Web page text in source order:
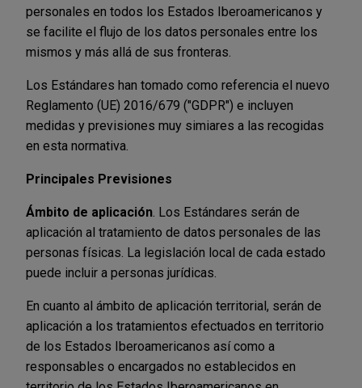
personales en todos los Estados Iberoamericanos y
se facilite el flujo de los datos personales entre los
mismos y más allá de sus fronteras.
Los Estándares han tomado como referencia el nuevo
Reglamento (UE) 2016/679 ("GDPR") e incluyen
medidas y previsiones muy simiares a las recogidas
en esta normativa.
Principales Previsiones
Ámbito de aplicación . Los Estándares serán de
aplicación al tratamiento de datos personales de las
personas físicas. La legislación local de cada estado
puede incluir a personas jurídicas.
En cuanto al ámbito de aplicación territorial, serán de
aplicación a los tratamientos efectuados en territorio
de los Estados Iberoamericanos así como a
responsables o encargados no establecidos en